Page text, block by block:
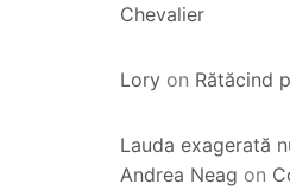
Chevalier
Lory on Rătăcind
Lauda exagerată
Andrea Neag on